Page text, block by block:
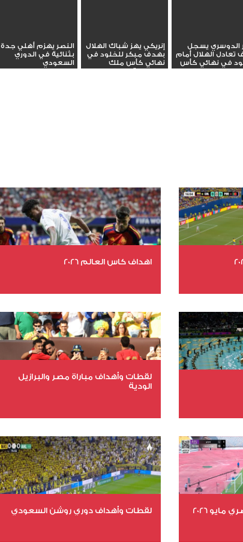
الدوسري يسجل
تعادل الهلال أمام
في نهائي كأس
إنريكي يهز شباك الهلال
بهدف مبكر للخلود في
نهائي كأس ملك
النصر يهزم أهلي جدة
بثنائية في الدوري
السعودي
اهداف كاس العالم 2026
عدد المشاهدات 1983
لقطات وأهداف مباراة مصر والبرازيل
الودية
عدد المشاهدات 15711
2026 لقطات وأهداف دوري روشن السعودي